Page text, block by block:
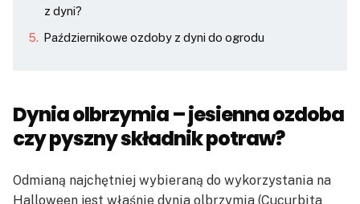
z dyni?
Październikowe ozdoby z dyni do ogrodu
Dynia olbrzymia – jesienna ozdoba
czy pyszny składnik potraw?
Odmianą najchętniej wybieraną do wykorzystania na
Halloween jest właśnie dynia olbrzymia (Cucurbita